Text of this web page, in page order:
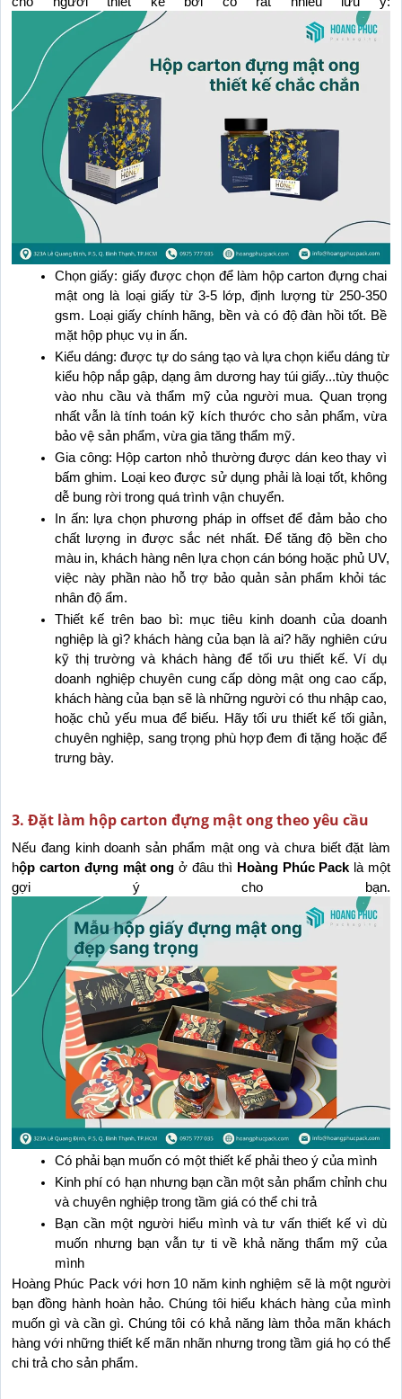
Chọn giấy: giấy được chọn để làm hộp carton đựng chai
mật ong là loại giấy từ 3-5 lớp, định lượng từ 250-350
gsm. Loại giấy chính hãng, bền và có độ đàn hồi tốt. Bề
mặt hộp phục vụ in ấn.
Kiểu dáng: được tự do sáng tạo và lựa chọn kiểu dáng từ
kiểu hộp nắp gập, dạng âm dương hay túi giấy...tùy thuộc
vào nhu cầu và thẩm mỹ của người mua. Quan trọng
nhất vẫn là tính toán kỹ kích thước cho sản phẩm, vừa
bảo vệ sản phẩm, vừa gia tăng thẩm mỹ.
Gia công: Hộp carton nhỏ thường được dán keo thay vì
bấm ghim. Loại keo được sử dụng phải là loại tốt, không
dễ bung rời trong quá trình vận chuyển.
In ấn: lựa chọn phương pháp in offset để đảm bảo cho
chất lượng in được sắc nét nhất. Để tăng độ bền cho
màu in, khách hàng nên lựa chọn cán bóng hoặc phủ UV,
việc này phần nào hỗ trợ bảo quản sản phẩm khỏi tác
nhân độ ẩm.
Thiết kế trên bao bì: mục tiêu kinh doanh của doanh
nghiệp là gì? khách hàng của bạn là ai? hãy nghiên cứu
kỹ thị trường và khách hàng để tối ưu thiết kế. Ví dụ
doanh nghiệp chuyên cung cấp dòng mật ong cao cấp,
khách hàng của bạn sẽ là những người có thu nhập cao,
hoặc chủ yếu mua để biếu. Hãy tối ưu thiết kế tối giản,
chuyên nghiệp, sang trọng phù hợp đem đi tặng hoặc để
trưng bày.
3. Đặt làm hộp carton đựng mật ong theo yêu cầu
Nếu đang kinh doanh sản phẩm mật ong và chưa biết đặt làm
hộp carton đựng mật ong ở đâu thì Hoàng Phúc Pack là một
gợi ý cho bạn.
Có phải bạn muốn có một thiết kế phải theo ý của mình
Kinh phí có hạn nhưng bạn cần một sản phẩm chỉnh chu
và chuyên nghiệp trong tầm giá có thể chi trả
Bạn cần một người hiểu mình và tư vấn thiết kế vì dù
muốn nhưng bạn vẫn tự ti về khả năng thẩm mỹ của
mình
Hoàng Phúc Pack với hơn 10 năm kinh nghiệm sẽ là một người
bạn đồng hành hoàn hảo. Chúng tôi hiểu khách hàng của mình
muốn gì và cần gì. Chúng tôi có khả năng làm thỏa mãn khách
hàng với những thiết kế mãn nhãn nhưng trong tầm giá họ có thể
chi trả cho sản phẩm.